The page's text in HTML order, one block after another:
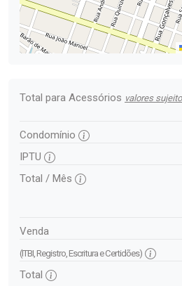
Total para Acessórios valores
Condomínio
IPTU
Total / Mês
Venda
(ITBI, Registro, Escritura e Certidões)
Total